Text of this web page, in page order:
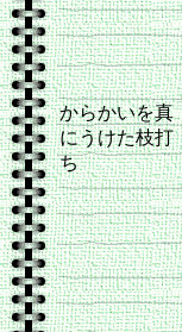
からかいを真
にうけた枝打
ち